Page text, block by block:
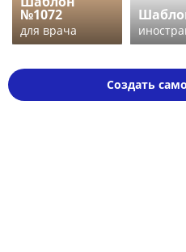
№1072
для врача
Создать